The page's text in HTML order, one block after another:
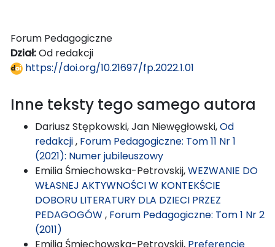
Forum Pedagogiczne
Dział:Od redakcji
https://doi.org/10.21697/fp.2022.1.01
Inne teksty tego samego autora
Dariusz Stępkowski, Jan Niewęgłowski,Od
redakcji, Forum Pedagogiczne: Tom 11 Nr 1
(2021): Numer jubileuszowy
Emilia Śmiechowska-Petrovskij,WEZWANIE DO
WŁASNEJ AKTYWNOŚCI W KONTEKŚCIE
DOBORU LITERATURY DLA DZIECI PRZEZ
PEDAGOGÓW, Forum Pedagogiczne: Tom 1 Nr 2
(2011)